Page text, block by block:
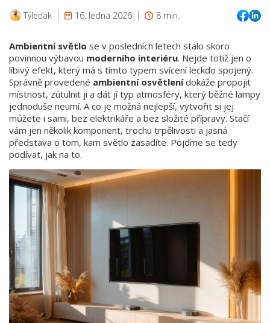
Týleďák 16. ledna 2026 8 min.
Ambientní světlo se v posledních letech stalo skoro
povinnou výbavou moderního interiéru. Nejde totiž jen o
líbivý efekt, který má s tímto typem svícení leckdo spojený.
Správně provedené ambientní osvětlenídokáže propojit
místnost, zútulnit ji a dát jí typ atmosféry, který běžné lampy
jednoduše neumí. A co je možná nejlepší, vytvořit si jej
můžete i sami, bez elektrikáře a bez složité přípravy. Stačí
vám jen několik komponent, trochu trpělivosti a jasná
představa o tom, kam světlo zasadíte. Pojďme se tedy
podívat, jak na to.